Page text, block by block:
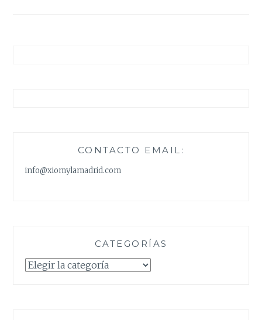
CONTACTO EMAIL:
info@xiomylamadrid.com
CATEGORÍAS
Categorías